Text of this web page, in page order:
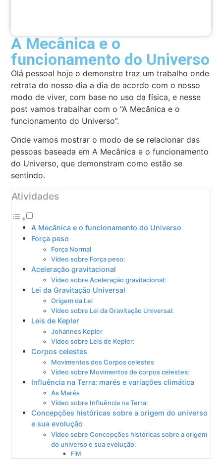
A Mecânica e o
funcionamento do Universo
Olá pessoal hoje o demonstre traz um trabalho onde
retrata do nosso dia a dia de acordo com o nosso
modo de viver, com base no uso da física, e nesse
post vamos trabalhar com o “A Mecânica e o
funcionamento do Universo”.
Onde vamos mostrar o modo de se relacionar das
pessoas baseada em A Mecânica e o funcionamento
do Universo, que demonstram como estão se
sentindo.
Atividades
A Mecânica e o funcionamento do Universo
Força peso
Força Normal
Vídeo sobre Força peso:
Aceleração gravitacional
Vídeo sobre Aceleração gravitacional:
Lei da Gravitação Universal
Origem da Lei
Vídeo sobre Lei da Gravitação Universal:
Leis de Kepler
Johannes Kepler
Vídeo sobre Leis de Kepler:
Corpos celestes
Movimentos dos Corpos celestes
Vídeo sobre Movimentos de corpos celestes:
Influência na Terra: marés e variações climática
As Marés
Vídeo sobre Influência na Terra:
Concepções históricas sobre a origem do universo
e sua evolução
Vídeo sobre Concepções históricas sobre a origem
do universo e sua evolução:
FIM